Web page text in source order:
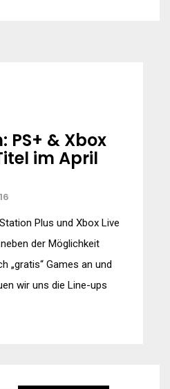
PS+ & Xbox
im April
Plus und Xbox Live
der Möglichkeit
„gratis“ Games an und
wir uns die Line-ups